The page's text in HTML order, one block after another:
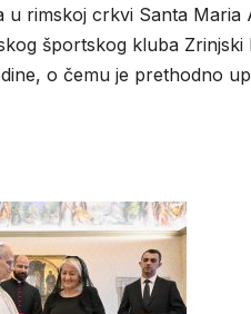
rimskoj crkvi Santa Maria
športskog kluba
o čemu je prethodno